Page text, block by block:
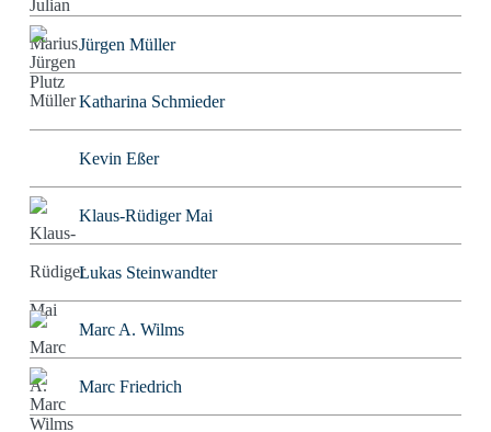
Jürgen Müller
Katharina Schmieder
Kevin Eßer
Klaus-Rüdiger Mai
Lukas Steinwandter
Marc A. Wilms
Marc Friedrich